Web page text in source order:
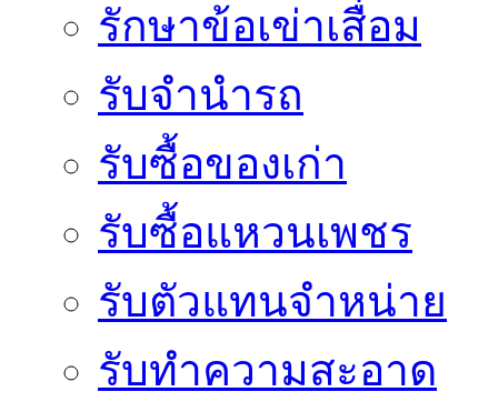
รักษาข้อเข่าเสื่อม
รับจำนำรถ
รับซื้อของเก่า
รับซื้อแหวนเพชร
รับตัวแทนจำหน่าย
รับทำความสะอาด